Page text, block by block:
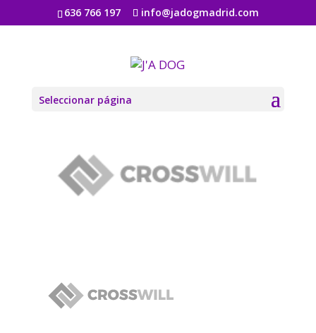
636 766 197 info@jadogmadrid.com
Seleccionar página